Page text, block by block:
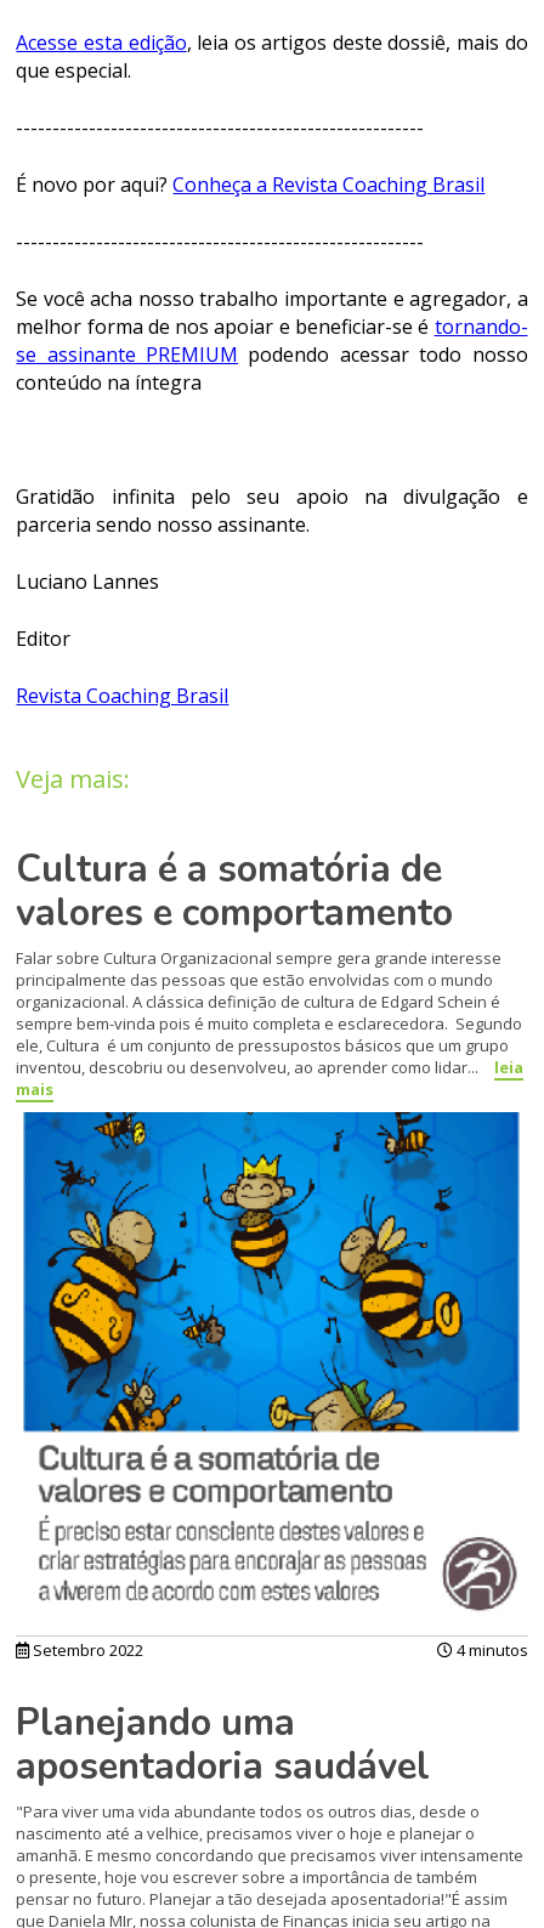
Acesse esta edição, leia os artigos deste dossiê, mais do
que especial.
--------------------------------------------------------
É novo por aqui?Conheça a Revista Coaching Brasil
--------------------------------------------------------
Se você acha nosso trabalho importante e agregador, a
melhor forma de nos apoiar e beneficiar-se é tornando-
se assinante PREMIUM podendo acessar todo nosso
conteúdo na íntegra
Gratidão infinita pelo seu apoio na divulgação e
parceria sendo nosso assinante.
Luciano Lannes
Editor
Revista Coaching Brasil
Veja mais:
Cultura é a somatória de
valores e comportamento
Falar sobre Cultura Organizacional sempre gera grande interesse
principalmente das pessoas que estão envolvidas com o mundo
organizacional. A clássica definição de cultura de Edgard Schein é
sempre bem-vinda pois é muito completa e esclarecedora. Segundo
ele, Cultura é um conjunto de pressupostos básicos que um grupo
inventou, descobriu ou desenvolveu, ao aprender como lidar...
leia
mais
Setembro 2022 4 minutos
Planejando uma
aposentadoria saudável
"Para viver uma vida abundante todos os outros dias, desde o
nascimento até a velhice, precisamos viver o hoje e planejar o
amanhã. E mesmo concordando que precisamos viver intensamente
o presente, hoje vou escrever sobre a importância de também
pensar no futuro. Planejar a tão desejada aposentadoria!"É assim
que Daniela MIr, nossa colunista de Finanças inicia seu artigo na